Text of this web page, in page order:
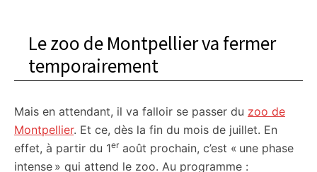
Le zoo de Montpellier va fermer
temporairement
Mais en attendant, il va falloir se passer du zoo de
Montpellier. Et ce, dès la fin du mois de juillet. En
effet, à partir du 1er août prochain, c’est « une phase
intense » qui attend le zoo. Au programme :